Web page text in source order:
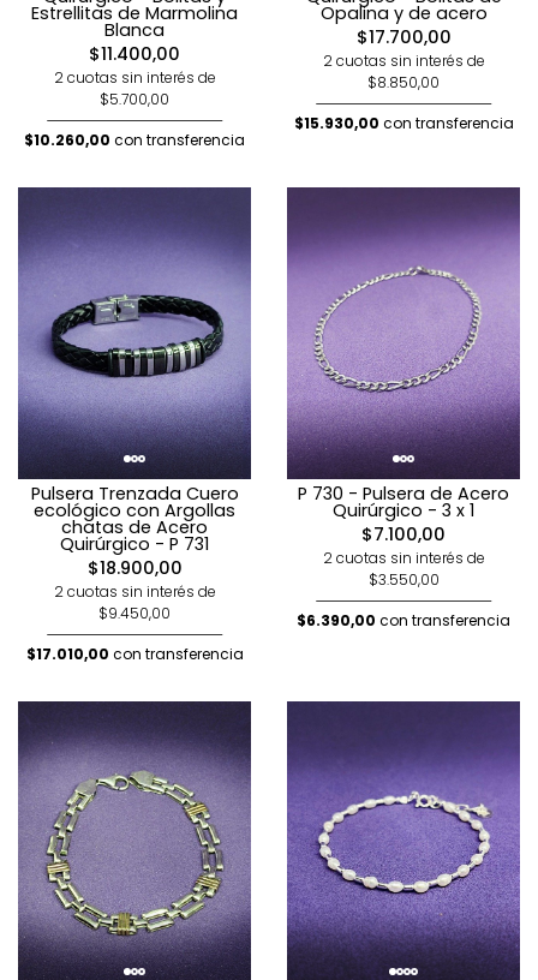
Estrellitas de Marmolina
Blanca
$11.400,00
2 cuotas sin interés de
$5.700,00
$10.260,00 con transferencia
Opalina y de acero
$17.700,00
2 cuotas sin interés de
$8.850,00
$15.930,00 con transferencia
Pulsera Trenzada Cuero
ecológico con Argollas
chatas de Acero
Quirúrgico - P 731
$18.900,00
2 cuotas sin interés de
$9.450,00
$17.010,00 con transferencia
P 730 - Pulsera de Acero
Quirúrgico - 3 x 1
$7.100,00
2 cuotas sin interés de
$3.550,00
$6.390,00 con transferencia